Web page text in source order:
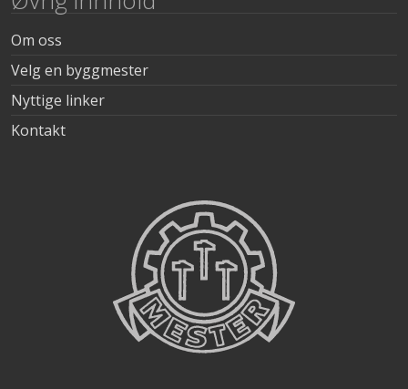
Om oss
Velg en byggmester
Nyttige linker
Kontakt